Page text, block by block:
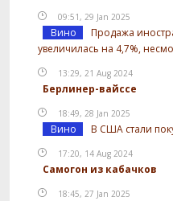
09:51, 29 Jan 2025
Вино
Продажа
увеличилась на 4,7%,
13:29, 21 Aug 2024
Берлинер-вайссе
18:49, 28 Jan 2025
Вино В США стали
17:20, 14 Aug 2024
Самогон из кабачков
18:45, 27 Jan 2025